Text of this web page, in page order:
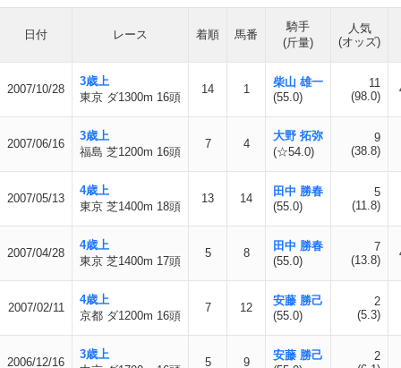
日付 レース 着順 馬番
騎手
(斤量)
人気
(オッズ)
2007/10/28
3歳上
東京 ダ1300m 16頭
14 1
柴山 雄一
(55.0)
11
(98.0)
2007/06/16
3歳上
福島 芝1200m 16頭
7 4
大野 拓弥
(☆54.0)
9
(38.8)
2007/05/13
4歳上
東京 芝1400m 18頭
13 14
田中 勝春
(55.0)
5
(11.8)
2007/04/28
4歳上
東京 芝1400m 17頭
5 8
田中 勝春
(55.0)
7
(13.8)
2007/02/11
4歳上
京都 ダ1200m 16頭
7 12
安藤 勝己
(55.0)
2
(5.3)
2006/12/16
3歳上
5 9
安藤 勝己
2